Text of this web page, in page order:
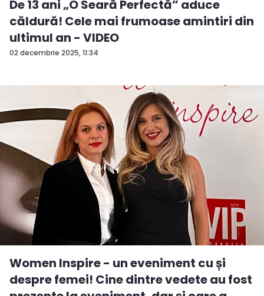
02 decembrie 2025, 11:34
De 13 ani „O Seară Perfectă” aduce
căldură! Cele mai frumoase amintiri din
ultimul an - VIDEO
Women Inspire - un eveniment cu și
despre femei! Cine dintre vedete au fost